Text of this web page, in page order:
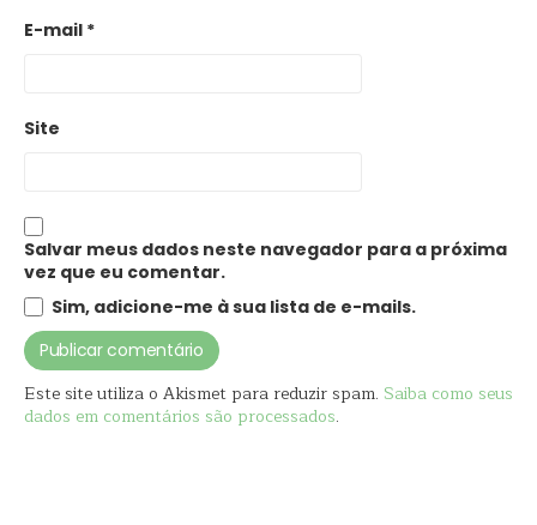
E-mail *
Site
Salvar meus dados neste navegador para a próxima
vez que eu comentar.
Sim, adicione-me à sua lista de e-mails.
Este site utiliza o Akismet para reduzir spam. Saiba como seus
dados em comentários são processados.